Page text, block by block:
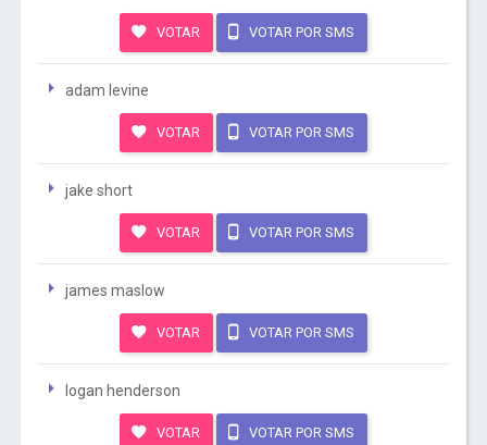
VOTAR VOTAR POR SMS
adam levine
VOTAR VOTAR POR SMS
jake short
VOTAR VOTAR POR SMS
james maslow
VOTAR VOTAR POR SMS
logan henderson
VOTAR VOTAR POR SMS